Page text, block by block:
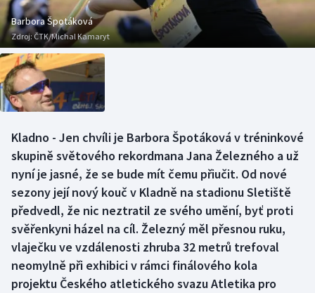
Baseball a softbal
Basketbal
Biatlon
Boby a skeleton
Box
Curling
Dostihy
Florbal
Futsal
Soutěže
Historické návraty
Aplikace ČT sport
AZ kvíz
Barbora Špotáková
Zdroj:ČTK/Michal Kamaryt
Kladno - Jen chvíli je Barbora Špotáková v tréninkové
skupině světového rekordmana Jana Železného a už
nyní je jasné, že se bude mít čemu přiučit. Od nové
sezony její nový kouč v Kladně na stadionu Sletiště
předvedl, že nic neztratil ze svého umění, byť proti
svěřenkyni házel na cíl. Železný měl přesnou ruku,
vlaječku ve vzdálenosti zhruba 32 metrů trefoval
neomylně při exhibici v rámci finálového kola
projektu Českého atletického svazu Atletika pro